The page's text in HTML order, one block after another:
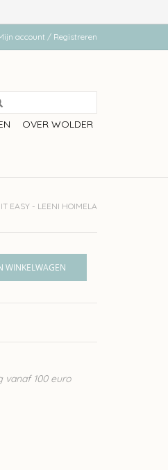
account / Registreren
OVER WOLDER
EASY - LEENI HOIMELA
WINKELWAGEN
vanaf 100 euro